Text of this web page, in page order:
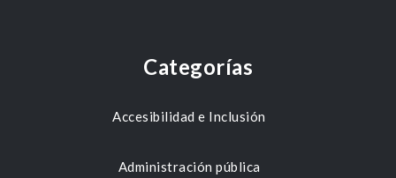
Categorías
Accesibilidad e Inclusión
Administración pública